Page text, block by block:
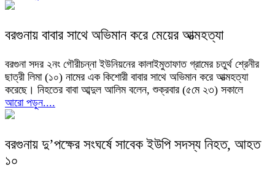
বরগুনায় বাবার সাথে অভিমান করে মেয়ের আত্মহত্যা
বরগুনা সদর ২নং গৌরীচন্না ইউনিয়নের কালাইমুতাফাত গ্রামের চতুর্থ শ্রেনীর
ছাত্রী লিমা (১০) নামের এক কিশোরী বাবার সাথে অভিমান করে আত্মহত্যা
করেছে। নিহতের বাবা আব্দুল আলিম বলেন, শুক্রবার (৫মে ২৩) সকালে
আরো পড়ুন....
বরগুনায় দু’পক্ষের সংঘর্ষে সাবেক ইউপি সদস্য নিহত, আহত
১০